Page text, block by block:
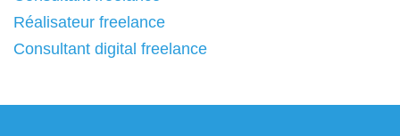
Réalisateur freelance
Consultant digital freelance